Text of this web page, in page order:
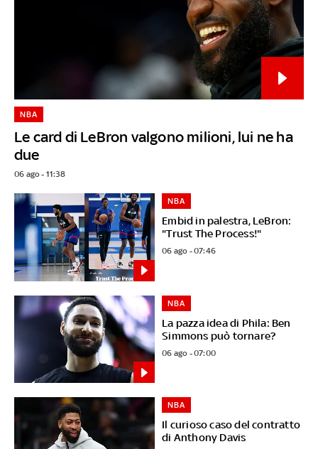
Le card di LeBron valgono milioni, lui ne ha
due
NBA
06 ago - 11:38
Embid in palestra, LeBron:
"Trust The Process!"
NBA
06 ago - 07:46
La pazza idea di Phila: Ben
Simmons può tornare?
NBA
06 ago - 07:00
Il curioso caso del contratto
di Anthony Davis
NBA